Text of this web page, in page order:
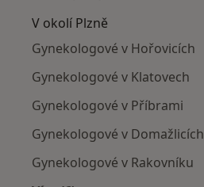
V okolí Plzně
Gynekologové v Hořovicích
Gynekologové v Klatovech
Gynekologové v Příbrami
Gynekologové v Domažlicích
Gynekologové v Rakovníku